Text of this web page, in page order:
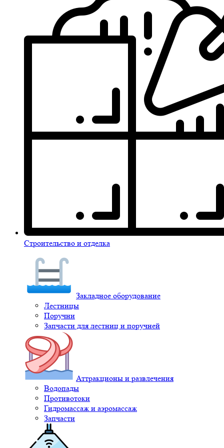
Строительство и отделка
Закладное оборудование
Лестницы
Поручни
Запчасти для лестниц и поручней
Аттракционы и развлечения
Водопады
Противотоки
Гидромассаж и аэромассаж
Запчасти